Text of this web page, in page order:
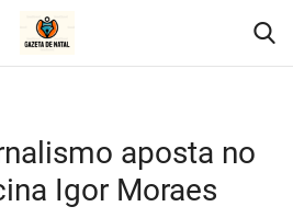
aposta no
Igor Moraes